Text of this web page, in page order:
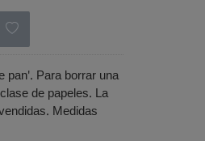
pan'. Para borrar una
de papeles. La
Medidas